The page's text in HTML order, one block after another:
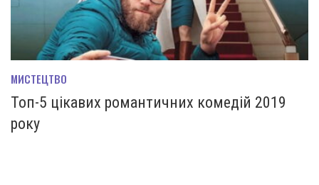
МИСТЕЦТВО
Топ-5 цікавих романтичних комедій 2019
року